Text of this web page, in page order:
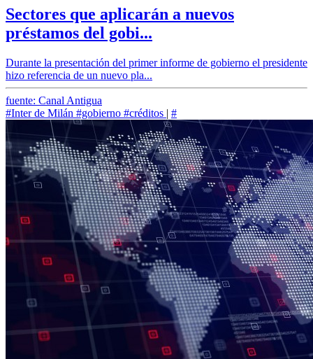
Sectores que aplicarán a nuevos
préstamos del gobi...
Durante la presentación del primer informe de gobierno el presidente
hizo referencia de un nuevo pla...
fuente: Canal Antigua
#Inter de Milán #gobierno #créditos | #